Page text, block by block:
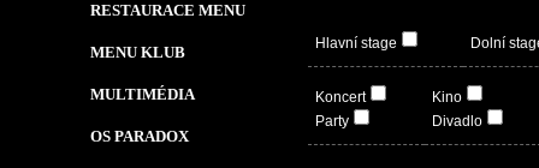
RESTAURACE MENU
MENU KLUB
MULTIMÉDIA
OS PARADOX
Hlavní stage Dolní
Koncert
Party
Kino
Divadlo